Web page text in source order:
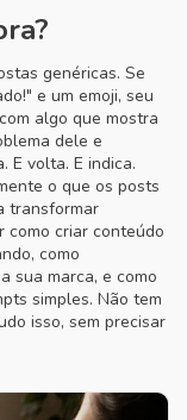
genéricas. Se
e um emoji, seu
algo que mostra
dele e
volta. E indica.
o que os posts
transformar
como criar conteúdo
como
sua marca, e como
simples. Não tem
isso, sem precisar